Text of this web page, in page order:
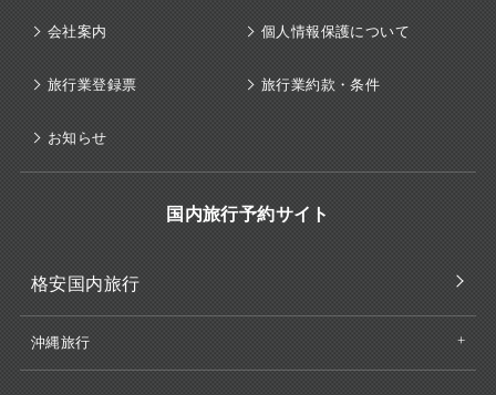
会社案内 個人情報保護について
旅行業登録票 旅行業約款・条件
お知らせ
国内旅行予約サイト
格安国内旅行
沖縄旅行